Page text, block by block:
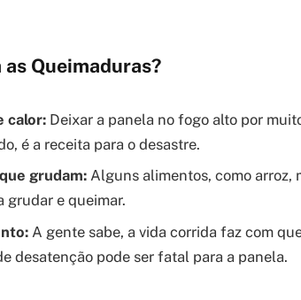
as Queimaduras?
calor: Deixar a panela no fogo alto por
é a receita para o desastre.
grudam: Alguns alimentos, como arroz,
grudar e queimar.
A gente sabe, a vida corrida faz com
desatenção pode ser fatal para a panela.